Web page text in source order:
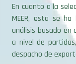
MEER, esta se
análisis basado en
a nivel de
despacho de
Por otra parte, las